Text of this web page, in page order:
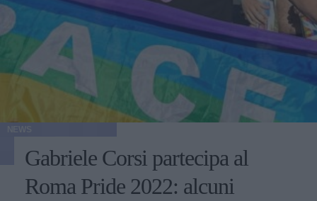
Gabriele Corsi partecipa al
Roma Pride 2022: alcuni